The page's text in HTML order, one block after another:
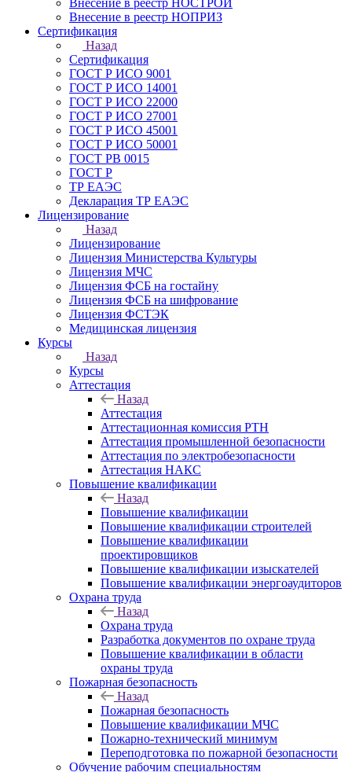
Внесение в реестр НОСТРОЙ
Внесение в реестр НОПРИЗ
Сертификация
Назад
Сертификация
ГОСТ Р ИСО 9001
ГОСТ Р ИСО 14001
ГОСТ Р ИСО 22000
ГОСТ Р ИСО 27001
ГОСТ Р ИСО 45001
ГОСТ Р ИСО 50001
ГОСТ РВ 0015
ГОСТ Р
ТР ЕАЭС
Декларация ТР ЕАЭС
Лицензирование
Назад
Лицензирование
Лицензия Министерства Культуры
Лицензия МЧС
Лицензия ФСБ на гостайну
Лицензия ФСБ на шифрование
Лицензия ФСТЭК
Медицинская лицензия
Курсы
Назад
Курсы
Аттестация
Назад
Аттестация
Аттестационная комиссия РТН
Аттестация промышленной безопасности
Аттестация по электробезопасности
Аттестация НАКС
Повышение квалификации
Назад
Повышение квалификации
Повышение квалификации строителей
Повышение квалификации
проектировщиков
Повышение квалификации изыскателей
Повышение квалификации энергоаудиторов
Охрана труда
Назад
Охрана труда
Разработка документов по охране труда
Повышение квалификации в области
охраны труда
Пожарная безопасность
Назад
Пожарная безопасность
Повышение квалификации МЧС
Пожарно-технический минимум
Переподготовка по пожарной безопасности
Обучение рабочим специальностям